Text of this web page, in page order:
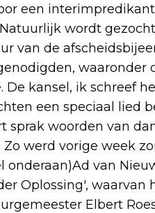
een
wordt
van de
De kansel, ik schreef
een speciaal lied
sprak woorden van
werd vorige week
onderaan)Ad van
Oplossing',
Elbert